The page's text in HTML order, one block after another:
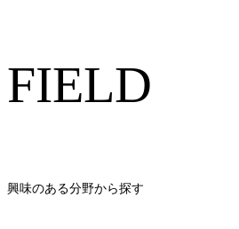
FIELD
興味のある分野から探す